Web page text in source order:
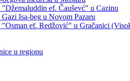
"Džemaluddin ef. Čauševć" u Cazinu
Gazi Isa-beg u Novom Pazaru
"Osman ef. Redžović" u Gračanici
u regionu